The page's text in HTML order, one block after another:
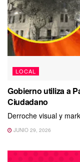
LOCAL
Gobierno utiliza a
Ciudadano
Derroche visual y
JUNIO 29, 2026